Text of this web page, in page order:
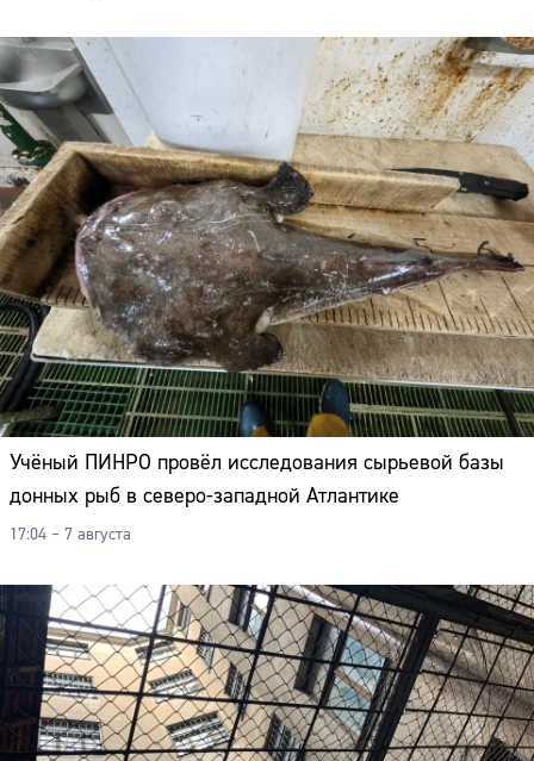
Учёный ПИНРО провёл исследования сырьевой базы
донных рыб в северо-западной Атлантике
17:04 – 7 августа